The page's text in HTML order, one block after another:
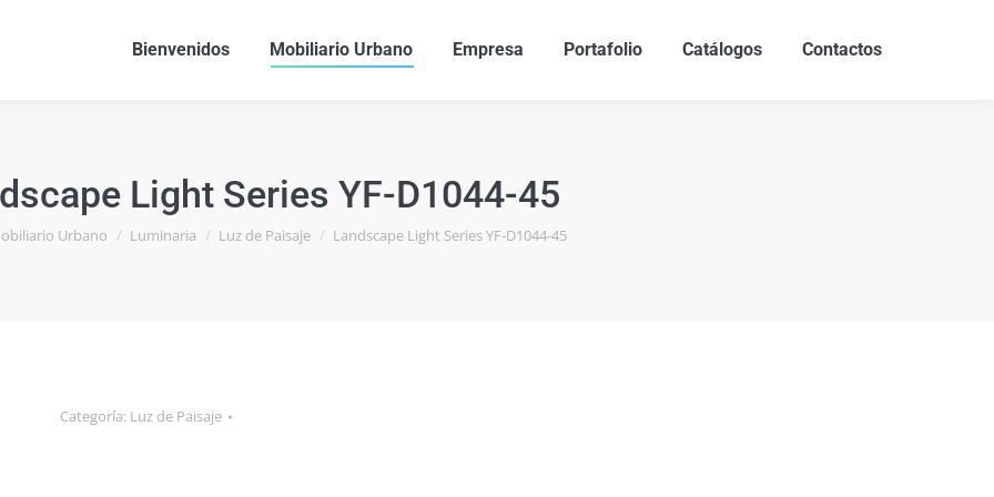
Bienvenidos Mobiliario Urbano Empresa Portafolio Catálogos Contactos
Light Series YF-D1044-45
Urbano Luminaria Luz de Paisaje Landscape Light Series YF-D1044-45
Categoría: Luz de Paisaje